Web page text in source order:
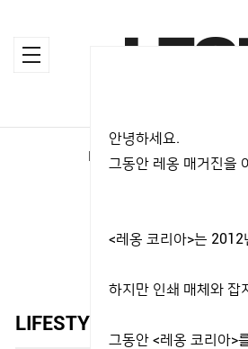
안녕하세요.
그동안 레옹 매거진을
<레옹 코리아>는
하지만 인쇄 매체와 잡
그동안 <레옹 코리아>
HOME > MAGAZINE >
LIFESTYLE